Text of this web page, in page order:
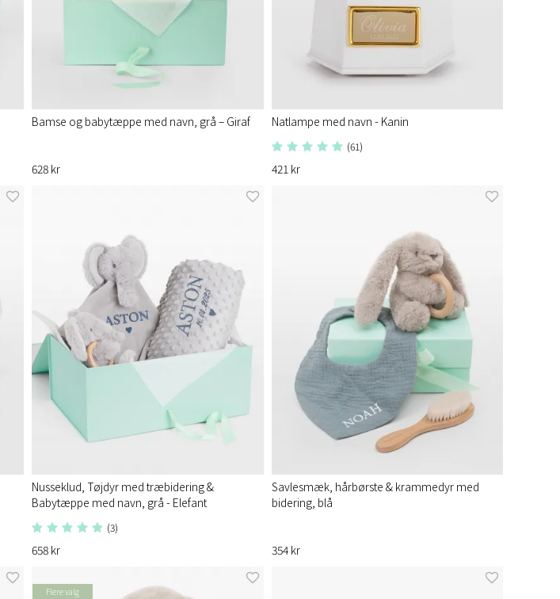
Bamse og babytæppe med navn, grå – Giraf
628 kr
Natlampe med navn - Kanin
(61)
421 kr
Nusseklud, Tøjdyr med træbidering &
Babytæppe med navn, grå - Elefant
(3)
658 kr
Savlesmæk, hårbørste & krammedyr med
bidering, blå
354 kr
Flere valg